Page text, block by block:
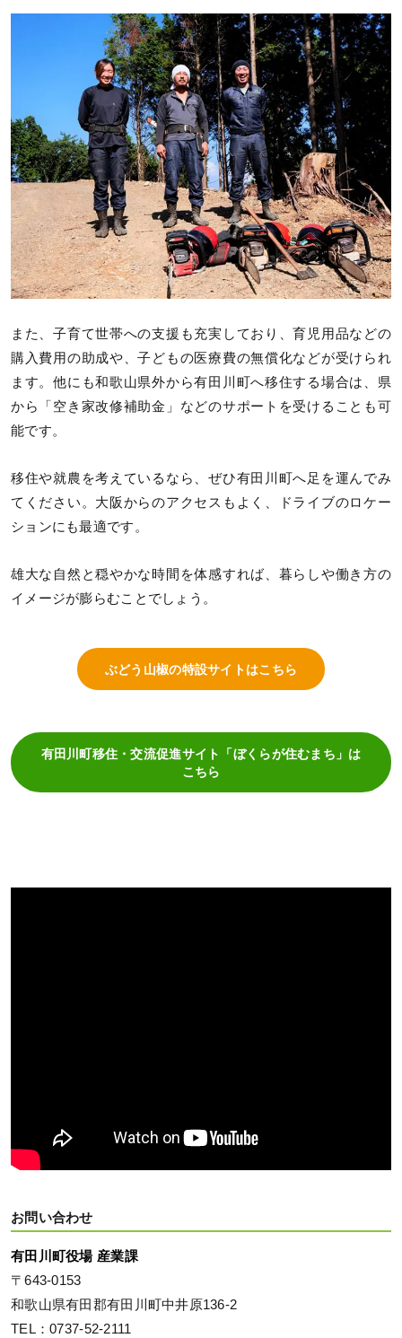
また、子育て世帯への支援も充実しており、育児用品などの
購入費用の助成や、子どもの医療費の無償化などが受けられ
ます。他にも和歌山県外から有田川町へ移住する場合は、県
から「空き家改修補助金」などのサポートを受けることも可
能です。
移住や就農を考えているなら、ぜひ有田川町へ足を運んでみ
てください。大阪からのアクセスもよく、ドライブのロケー
ションにも最適です。
雄大な自然と穏やかな時間を体感すれば、暮らしや働き方の
イメージが膨らむことでしょう。
ぶどう山椒の特設サイトはこちら
有田川町移住・交流促進サイト「ぼくらが住むまち」は
こちら
お問い合わせ
有田川町役場 産業課
〒643-0153
和歌山県有田郡有田川町中井原136-2
TEL：0737-52-2111